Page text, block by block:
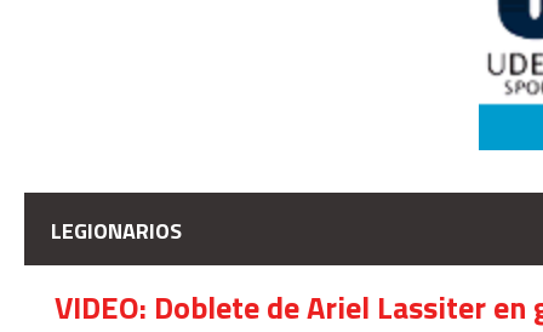
LEGIONARIOS
VIDEO: Doblete de Ariel Lassiter